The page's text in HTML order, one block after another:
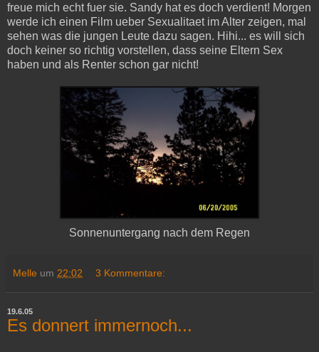
freue mich echt fuer sie. Sandy hat es doch verdient! Morgen
werde ich einen Film ueber Sexualitaet im Alter zeigen, mal
sehen was die jungen Leute dazu sagen. Hihi... es will sich
doch keiner so richtig vorstellen, dass seine Eltern Sex
haben und als Renter schon gar nicht!
Sonnenuntergang nach dem Regen
Melle um 22:02 3 Kommentare:
19.6.05
Es donnert immernoch...